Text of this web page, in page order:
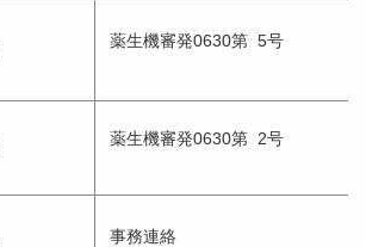
薬生機審発0630第 5号
薬生機審発0630第 2号
事務連絡